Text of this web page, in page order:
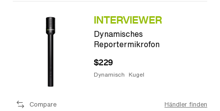
INTERVIEWER
Dynamisches
Reportermikrofon
$229
Dynamisch Kugel
Compare Händler finden